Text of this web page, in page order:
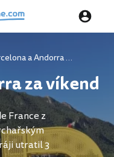
Barcelona a Andorra za víkend
za víkend
France z
utratil 3